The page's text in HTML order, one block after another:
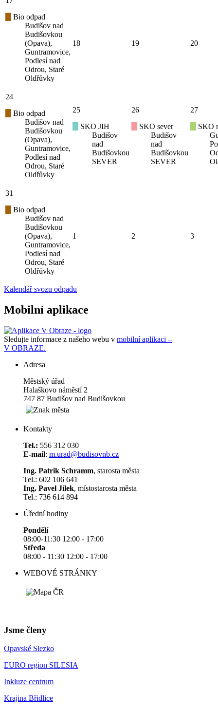
Bio odpad
Budišov nad
Budišovkou
(Opava),
Guntramovice,
Podlesí nad
Odrou, Staré
Oldřůvky
18 19 20
24
Bio odpad
Budišov nad
Budišovkou
(Opava),
Guntramovice,
Podlesí nad
Odrou, Staré
Oldřůvky
25
SKO JIH
Budišov
nad
Budišovkou
SEVER
26
SKO sever
Budišov
nad
Budišovkou
SEVER
27
SKO
31
Bio odpad
Budišov nad
Budišovkou
(Opava),
Guntramovice,
Podlesí nad
Odrou, Staré
Oldřůvky
1 2 3
Kalendář svozu odpadu
Mobilní aplikace
Sledujte informace z našeho webu v mobilní aplikaci –
V OBRAZE.
Adresa
Městský úřad
Halaškovo náměstí 2
747 87 Budišov nad Budišovkou
Kontakty
Tel.: 556 312 030
E-mail: m.urad@budisovnb.cz
Ing. Patrik Schramm, starosta města
Tel.: 602 106 641
Ing. Pavel Jílek, místostarosta města
Tel.: 736 614 894
Úřední hodiny
Pondělí
08:00-11:30 12:00 - 17:00
Středa
08:00 - 11:30 12:00 - 17:00
WEBOVÉ STRÁNKY
Jsme členy
Opavské Slezko
EURO region SILESIA
Inkluze centrum
Krajina Břidlice